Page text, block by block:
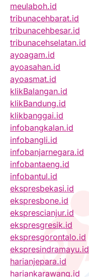
meulaboh.id
tribunacehbarat.id
tribunacehbesar.id
tribunacehselatan.id
ayoagam.id
ayoasahan.id
ayoasmat.id
klikBalangan.id
klikBandung.id
klikbanggai.id
infobangkalan.id
infobangli.id
infobanjarnegara.id
infobantaeng.id
infobantul.id
ekspresbekasi.id
ekspresbone.id
eksprescianjur.id
ekspresgresik.id
ekspresgorontalo.id
ekspresindramayu.id
harianjepara.id
hariankarawang.id